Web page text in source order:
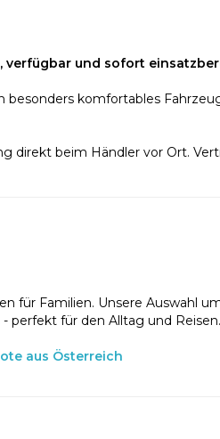
verfügbar und sofort
besonders komfortables
direkt beim Händler vor Ort.
für Familien. Unsere Auswahl
perfekt für den Alltag und Reisen.
aus Österreich